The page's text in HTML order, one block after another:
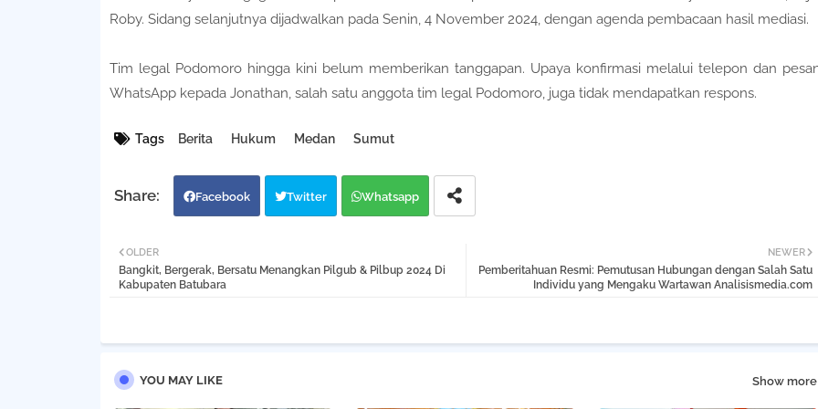
Roby. Sidang selanjutnya dijadwalkan pada Senin, 4 November 2024, dengan agenda pembacaan hasil mediasi.
Tim legal Podomoro hingga kini belum memberikan tanggapan. Upaya konfirmasi melalui telepon dan
WhatsApp kepada Jonathan, salah satu anggota tim legal Podomoro, juga tidak mendapatkan respons.
Tags Berita Hukum Medan Sumut
Facebook Twitter Whatsapp
NEWER
Pemberitahuan Resmi: Pemutusan Hubungan dengan Salah Satu
Individu yang Mengaku Wartawan Analisismedia.com
OLDER
Bangkit, Bergerak, Bersatu Menangkan Pilgub & Pilbup 2024 Di
Kabupaten Batubara
YOU MAY LIKE Show more